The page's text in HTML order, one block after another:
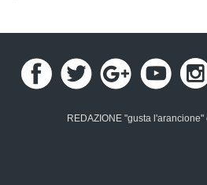
REDAZIONE "gusta